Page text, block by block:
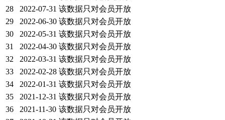
28
2022-07-31 该数据只对会员开放
29
2022-06-30 该数据只对会员开放
30
2022-05-31 该数据只对会员开放
31
2022-04-30 该数据只对会员开放
32
2022-03-31 该数据只对会员开放
33
2022-02-28 该数据只对会员开放
34
2022-01-31 该数据只对会员开放
35
2021-12-31 该数据只对会员开放
36
2021-11-30 该数据只对会员开放